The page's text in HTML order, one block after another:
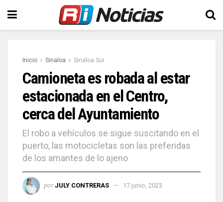
Inicio Sinaloa Sinaloa Sur
Camioneta es robada al estar
estacionada en el Centro,
cerca del Ayuntamiento
El robo a vehículos se sigue suscitando en el
puerto, las motocicletas son las preferidas
de los amantes de lo ajeno
por JULY CONTRERAS 17 junio, 2023